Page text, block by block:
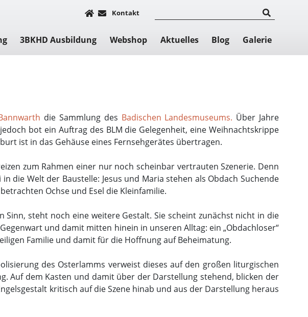
Kontakt
3BKHD Ausbildung Webshop Aktuelles Blog Galerie
die Sammlung des Badischen Landesmuseums. Über Jahre
bot ein Auftrag des BLM die Gelegenheit, eine Weihnachtskrippe
ist in das Gehäuse eines Fernsehgerätes übertragen.
zum Rahmen einer nur noch scheinbar vertrauten Szenerie. Denn
Welt der Baustelle: Jesus und Maria stehen als Obdach Suchende
Ochse und Esel die Kleinfamilie.
steht noch eine weitere Gestalt. Sie scheint zunächst nicht in die
und damit mitten hinein in unseren Alltag: ein „Obdachloser“
Familie und damit für die Hoffnung auf Beheimatung.
des Osterlamms verweist dieses auf den großen liturgischen
Auf dem Kasten und damit über der Darstellung stehend, blicken der
kritisch auf die Szene hinab und aus der Darstellung heraus